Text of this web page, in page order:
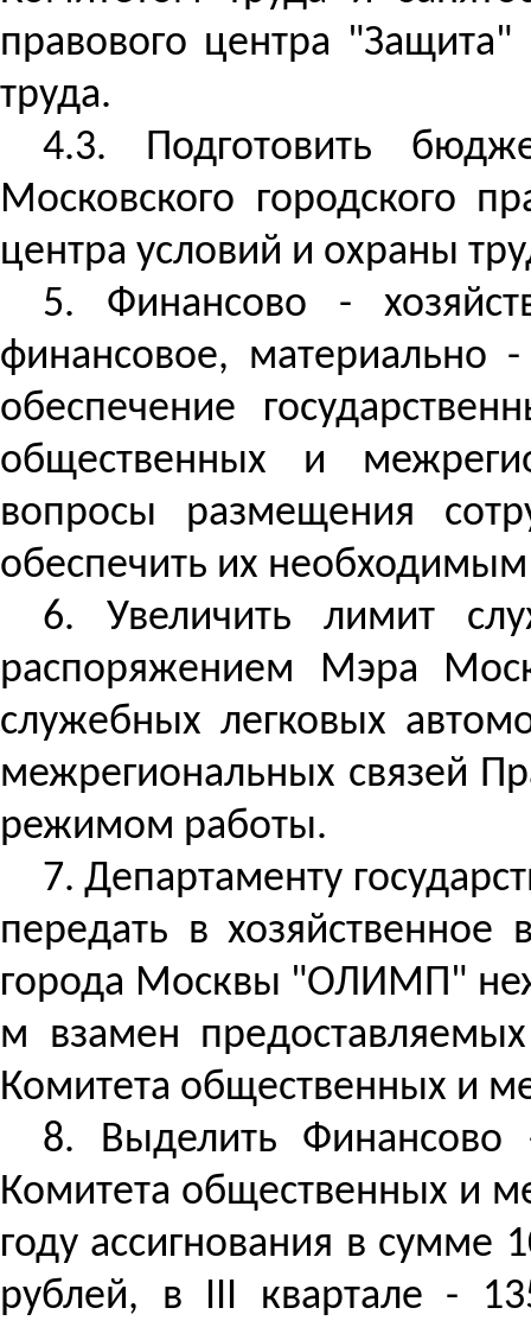
правового центра
труда.
4.3. Подготовить
Московского городского
центра условий и охраны
5. Финансово -
финансовое, материально
обеспечение
общественных и
вопросы размещения
обеспечить их
6. Увеличить лимит
распоряжением Мэра
служебных легковых
межрегиональных связей
режимом работы.
7. Департаменту
передать в хозяйственное
города Москвы "ОЛИМП"
м взамен
Комитета общественных и
8. Выделить Ф
Комитета общественных и
году ассигнования в сумме
рублей, в III квартале -